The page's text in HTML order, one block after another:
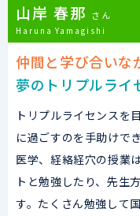
山岸 春那 さん
Haruna Yamagishi
仲間と学び合いな
夢のトリプルライ
トリプルライセンスを
に過ごすのを手助けで
医学、経絡経穴の授業
トと勉強したり、先生
す。たくさん勉強して